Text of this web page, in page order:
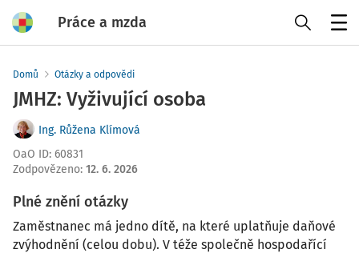
Práce a mzda
Domů Otázky a odpovědi
JMHZ: Vyživující osoba
Ing. Růžena Klímová
OaO ID: 60831
Zodpovězeno: 12. 6. 2026
Plné znění otázky
Zaměstnanec má jedno dítě, na které uplatňuje daňové
zvýhodnění (celou dobu). V téže společně hospodařící